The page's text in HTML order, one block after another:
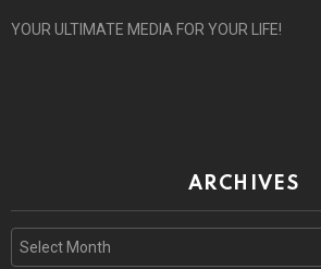
YOUR ULTIMATE MEDIA FOR YOUR LIFE!
ARCHIVES
Archives